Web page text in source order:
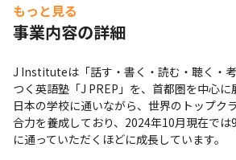
もっと見る
事業内容の詳細
J Instituteは「話す・書く・読む・聴く・
つく英語塾「J PREP」を、首都圏を中心に
⽇本の学校に通いながら、世界のトップク
合⼒を養成しており、2024年10月現在で
に通っていただくほどに成長しています。